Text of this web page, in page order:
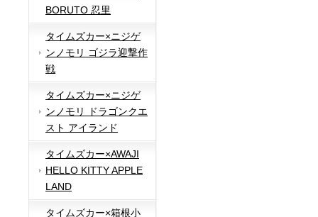
BORUTO 忍里
タイムズカー×ニジゲ
ンノモリ ゴジラ迎撃作
戦
タイムズカー×ニジゲ
ンノモリ ドラゴンクエ
スト アイランド
タイムズカー×AWAJI
HELLO KITTY APPLE
LAND
タイムズカー×箱根小